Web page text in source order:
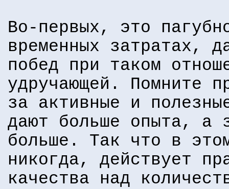
Во-первых, это
временных затратах,
побед при таком
удручающей. Помните
за активные и
дают больше опыта, а
больше. Так что в
никогда, действует
качества над